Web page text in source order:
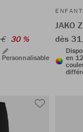
30 %
Personnalisable
JAKO
dès
en 12